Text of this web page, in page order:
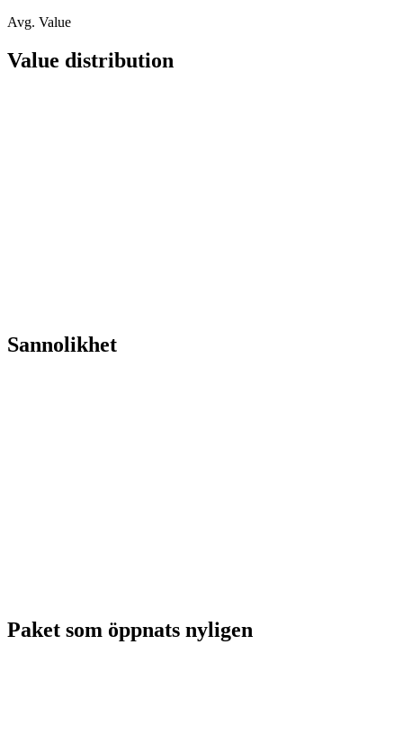
Avg. Value
Value distribution
Sannolikhet
Paket som öppnats nyligen